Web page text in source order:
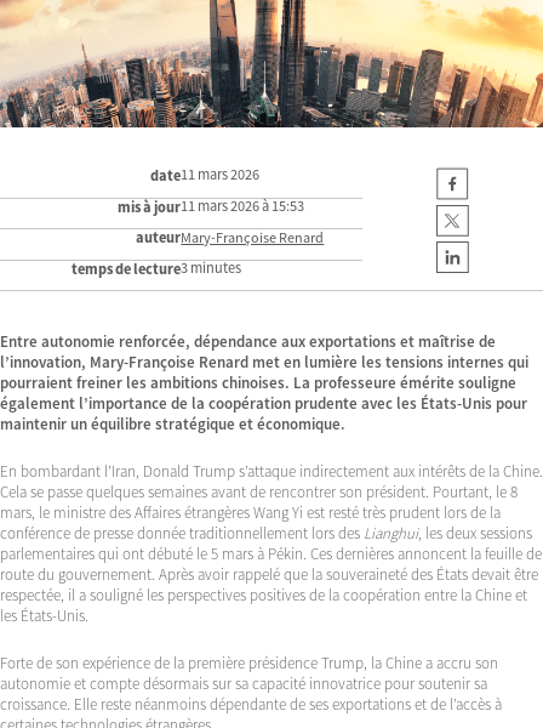
date11 mars 2026
mis à jour11 mars 2026 à 15:53
auteurMary-Françoise Renard
temps de lecture3 minutes
Entre autonomie renforcée, dépendance aux exportations et maîtrise de
l’innovation, Mary-Françoise Renard met en lumière les tensions internes qui
pourraient freiner les ambitions chinoises. La professeure émérite souligne
également l’importance de la coopération prudente avec les États-Unis pour
maintenir un équilibre stratégique et économique.
En bombardant l’Iran, Donald Trump s’attaque indirectement aux intérêts de la Chine.
Cela se passe quelques semaines avant de rencontrer son président. Pourtant, le 8
mars, le ministre des Affaires étrangères Wang Yi est resté très prudent lors de la
conférence de presse donnée traditionnellement lors des Lianghui, les deux sessions
parlementaires qui ont débuté le 5 mars à Pékin. Ces dernières annoncent la feuille de
route du gouvernement. Après avoir rappelé que la souveraineté des États devait être
respectée, il a souligné les perspectives positives de la coopération entre la Chine et
les États-Unis.
Forte de son expérience de la première présidence Trump, la Chine a accru son
autonomie et compte désormais sur sa capacité innovatrice pour soutenir sa
croissance. Elle reste néanmoins dépendante de ses exportations et de l’accès à